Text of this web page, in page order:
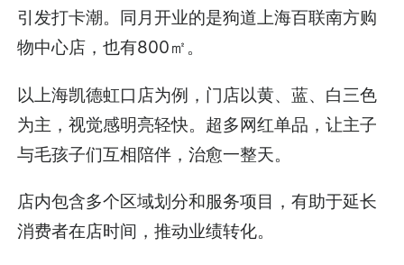
引发打卡潮。同月开业的是狗道上海百联南方购
物中心店，也有800㎡。
以上海凯德虹口店为例，门店以黄、蓝、白三色
为主，视觉感明亮轻快。超多网红单品，让主子
与毛孩子们互相陪伴，治愈一整天。
店内包含多个区域划分和服务项目，有助于延长
消费者在店时间，推动业绩转化。